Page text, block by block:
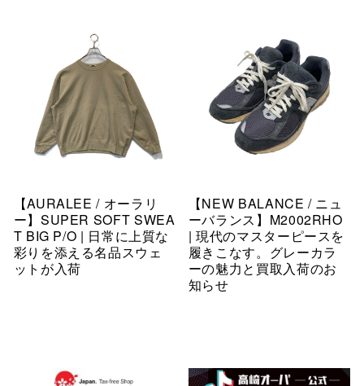
【AURALEE / オーラリ
ー】SUPER SOFT SWEA
T BIG P/O | 日常に上質な
彩りを添える名品スウェ
ットが入荷
【NEW BALANCE / ニュ
ーバランス】M2002RHO
| 現代のマスターピースを
履きこなす。グレーカラ
ーの魅力と買取入荷のお
知らせ